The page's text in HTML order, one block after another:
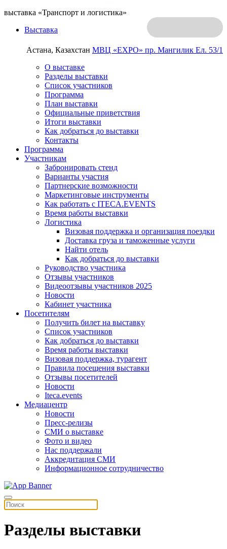
выставка «Транспорт и логистика»
Астана, Казахстан МВЦ «EXPO» пр. Мангилик Ел. 53/1
Выставка
О выставке
Разделы выставки
Список участников
Программа
План выставки
Официальные приветствия
Итоги выставки
Как добраться до выставки
Контакты
Программа
Участникам
Забронировать стенд
Варианты участия
Партнерские возможности
Маркетинговые инструменты
Как работать с ITECA.EVENTS
Время работы выставки
Логистика
Визовая поддержка и организация поездки
Доставка груза и таможенные услуги
Найти отель
Как добраться до выставки
Руководство участника
Отзывы участников
Видеоотзывы участников 2025
Новости
Кабинет участника
Посетителям
Получить билет на выставку
Список участников
Как добраться до выставки
Время работы выставки
Визовая поддержка, турагент
Правила посещения выставки
Отзывы посетителей
Новости
Iteca.events
Медиацентр
Новости
Пресс-релизы
СМИ о выставке
Фото и видео
Нас поддержали
Аккредитация СМИ
Информационное сотрудничество
Разделы выставки